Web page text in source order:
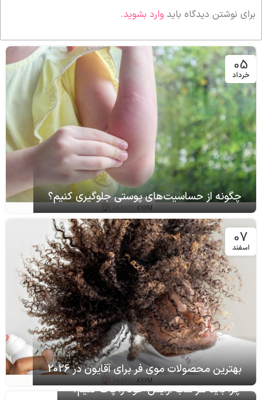
برای نوشتن دیدگاه باید وارد بشوید.
05
خرداد
چگونه از حساسیت‌های پوستی جلوگیری کنیم؟
07
اسفند
بهترین محصولات موی فر برای آقایون در 2026
چرا باید هر شب آرایش خود را پاک کنیم؟